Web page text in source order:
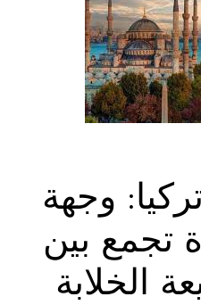
وجهة
تجمع بين
الخلابة